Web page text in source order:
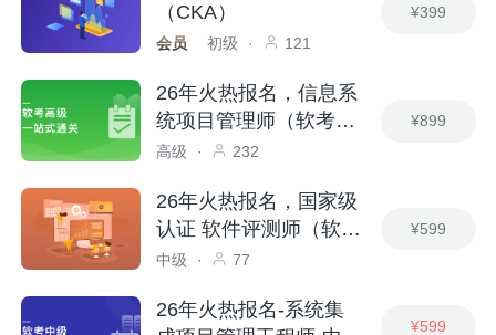
（CKA）
会员 初级 · 121
¥399
26年火热报名，信息系
统项目管理师（软考高
级）
高级 · 232
¥899
26年火热报名，国家级
认证 软件评测师（软考
中级）
中级 · 77
¥599
26年火热报名-系统集
¥599